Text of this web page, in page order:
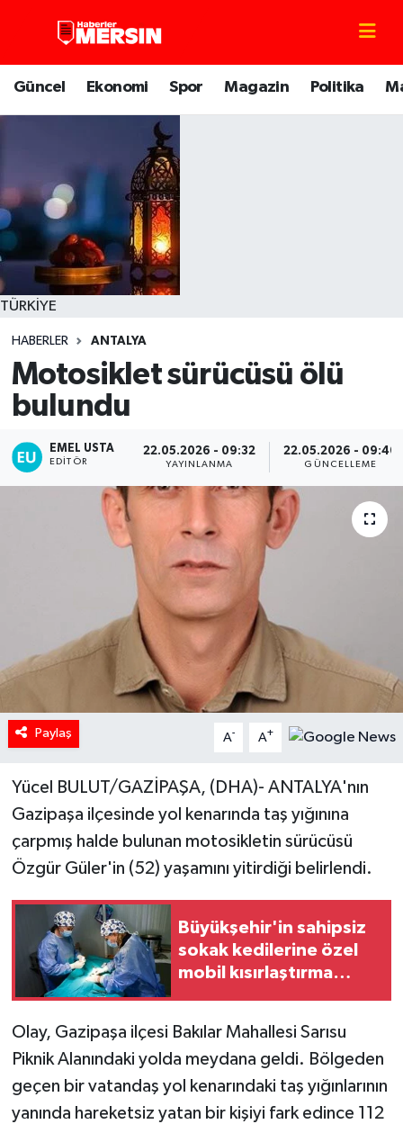
Güncel Ekonomi Spor Magazin Politika
TÜRKİYE
HABERLER ANTALYA
Motosiklet sürücüsü ölü
bulundu
EMEL USTA
EDITÖR
22.05.2026 - 09:32
YAYINLANMA
22.05.2026 - 09:40
GÜNCELLEME
Paylaş A- A+
Yücel BULUT/GAZİPAŞA, (DHA)- ANTALYA'nın
Gazipaşa ilçesinde yol kenarında taş yığınına
çarpmış halde bulunan motosikletin sürücüsü
Özgür Güler'in (52) yaşamını yitirdiği belirlendi.
Büyükşehir'in sahipsiz
sokak kedilerine özel
mobil kısırlaştırma
Olay, Gazipaşa ilçesi Bakılar Mahallesi Sarısu
Piknik Alanındaki yolda meydana geldi. Bölgeden
geçen bir vatandaş yol kenarındaki taş yığınlarının
yanında hareketsiz yatan bir kişiyi fark edince 112
Mersin Nöbetçi Eczaneler
Mersin Hava Durumu
Mersin Trafik Yoğunluk Haritası
Süper Lig Puan Durumu ve Fikstür
Tüm Manşetler
Son Dakika Haberleri
Haber Arşivi